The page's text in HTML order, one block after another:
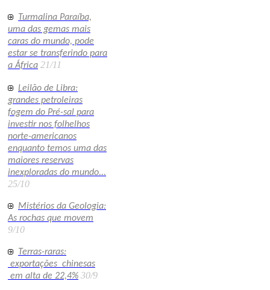
Turmalina Paraíba,
uma das gemas mais
caras do mundo, pode
estar se transferindo para
a África 21/11
Leilão de Libra:
grandes petroleiras
fogem do Pré-sal para
investir nos folhelhos
norte-americanos
enquanto temos uma das
maiores reservas
inexploradas do mundo...
25/10
Mistérios da Geologia:
As rochas que movem
9/10
Terras-raras:
exportações chinesas
em alta de 22,4% 30/9